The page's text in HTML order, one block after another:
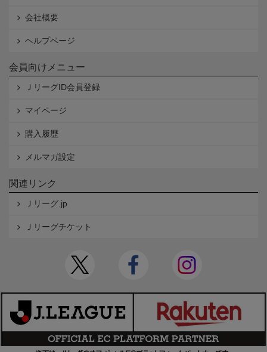
会社概要
ヘルプページ
会員向けメニュー
ＪリーグID会員登録
マイページ
購入履歴
メルマガ設定
関連リンク
Ｊリーグ.jp
Ｊリーグチケット